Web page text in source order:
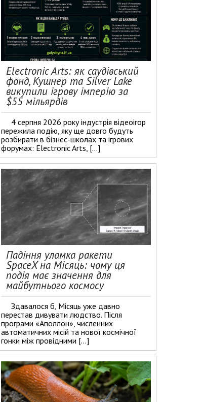
Electronic Arts: як саудівський
фонд, Кушнер та Silver Lake
викупили ігрову імперію за
$55 мільярдів
4 серпня 2026 року індустрія відеоігор
пережила подію, яку ще довго будуть
розбирати в бізнес-школах та ігрових
форумах: Electronic Arts, […]
Падіння уламка ракети
SpaceX на Місяць: чому ця
подія має значення для
майбутнього космосу
Здавалося б, Місяць уже давно
перестав дивувати людство. Після
програми «Аполлон», численних
автоматичних місій та нової космічної
гонки між провідними […]